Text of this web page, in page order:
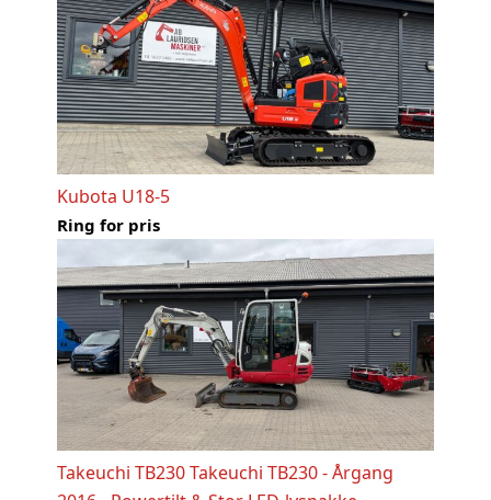
Kubota U18-5
Ring for pris
Takeuchi TB230 Takeuchi TB230 - Årgang